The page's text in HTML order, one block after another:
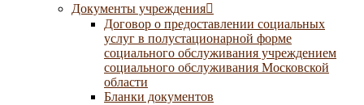
Документы учреждения
Договор о предоставлении социальных
услуг в полустационарной форме
социального обслуживания учреждением
социального обслуживания Московской
области
Бланки документов